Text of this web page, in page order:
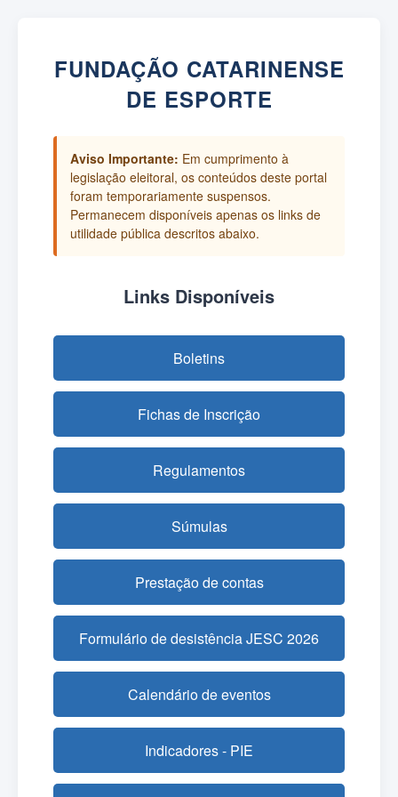
FUNDAÇÃO CATARINENSE
DE ESPORTE
Aviso Importante: Em cumprimento à
legislação eleitoral, os conteúdos deste portal
foram temporariamente suspensos.
Permanecem disponíveis apenas os links de
utilidade pública descritos abaixo.
Links Disponíveis
Boletins
Fichas de Inscrição
Regulamentos
Súmulas
Prestação de contas
Formulário de desistência JESC 2026
Calendário de eventos
Indicadores - PIE